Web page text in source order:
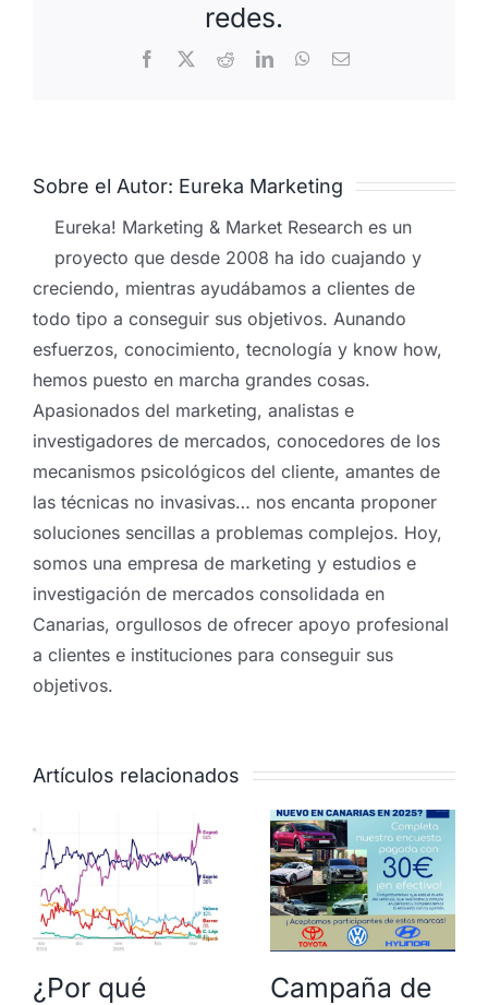
redes.
Facebook RedditLinkedInWhatsApp
Correo
Sobre el Autor: Eureka Marketing
Eureka! Marketing & Market Research es un
proyecto que desde 2008 ha ido cuajando y
creciendo, mientras ayudábamos a clientes de
todo tipo a conseguir sus objetivos. Aunando
esfuerzos, conocimiento, tecnología y know how,
hemos puesto en marcha grandes cosas.
Apasionados del marketing, analistas e
investigadores de mercados, conocedores de los
mecanismos psicológicos del cliente, amantes de
las técnicas no invasivas… nos encanta proponer
soluciones sencillas a problemas complejos. Hoy,
somos una empresa de marketing y estudios e
investigación de mercados consolidada en
Canarias, orgullosos de ofrecer apoyo profesional
a clientes e instituciones para conseguir sus
objetivos.
Artículos relacionados
¿Por qué Campaña de